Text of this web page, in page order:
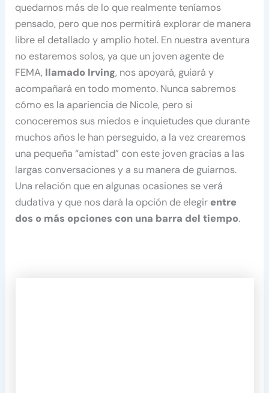
quedarnos más de lo que realmente teníamos
pensado, pero que nos permitirá explorar de manera
libre el detallado y amplio hotel. En nuestra aventura
no estaremos solos, ya que un joven agente de
FEMA, llamado Irving, nos apoyará, guiará y
acompañará en todo momento. Nunca sabremos
cómo es la apariencia de Nicole, pero si
conoceremos sus miedos e inquietudes que durante
muchos años le han perseguido, a la vez crearemos
una pequeña “amistad” con este joven gracias a las
largas conversaciones y a su manera de guiarnos.
Una relación que en algunas ocasiones se verá
dudativa y que nos dará la opción de elegir entre
dos o más opciones con una barra del tiempo.